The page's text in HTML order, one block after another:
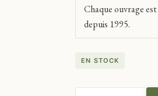
Chaque ouvrage
depuis 1995.
EN STOCK